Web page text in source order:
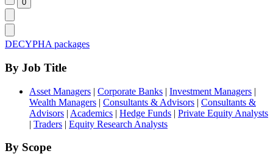
DECYPHA packages
By Job Title
Asset Managers | Corporate Banks | Investment Managers |
Wealth Managers | Consultants & Advisors | Consultants &
Advisors | Academics | Hedge Funds | Private Equity Analysts
| Traders | Equity Research Analysts
By Scope